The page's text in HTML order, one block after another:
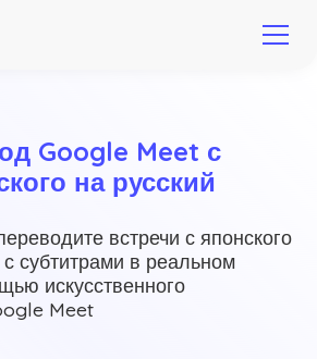
Google Meet с
на русский
встречи с японского
с субтитрами в реальном
искусственного
Meet